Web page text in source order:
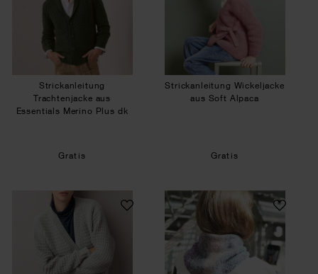
Strickanleitung
Trachtenjacke aus
Essentials Merino Plus dk
Gratis
Strickanleitung Wickeljacke
aus Soft Alpaca
Gratis
Strickanleitung Cardigan aus ClassikStrickanleitung